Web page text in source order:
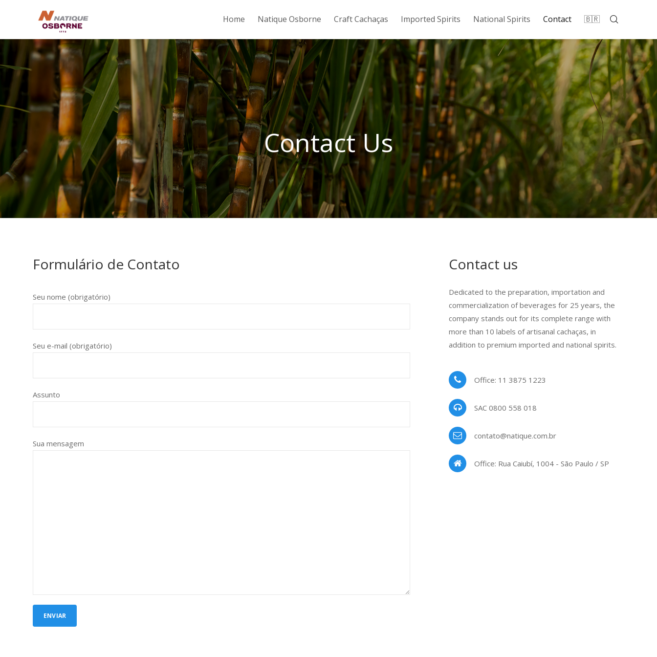
Home Natique Osborne Craft Cachaças Imported Spirits National Spirits Contact 🇧🇷
Contact Us
Formulário de Contato
Seu nome (obrigatório)
Seu e-mail (obrigatório)
Assunto
Sua mensagem
Contact us
Dedicated to the preparation, importation and
commercialization of beverages for 25 years, the
company stands out for its complete range with
more than 10 labels of artisanal cachaças, in
addition to premium imported and national spirits.
Office: 11 3875 1223
SAC 0800 558 018
contato@natique.com.br
Office: Rua Caiubí, 1004 - São Paulo / SP